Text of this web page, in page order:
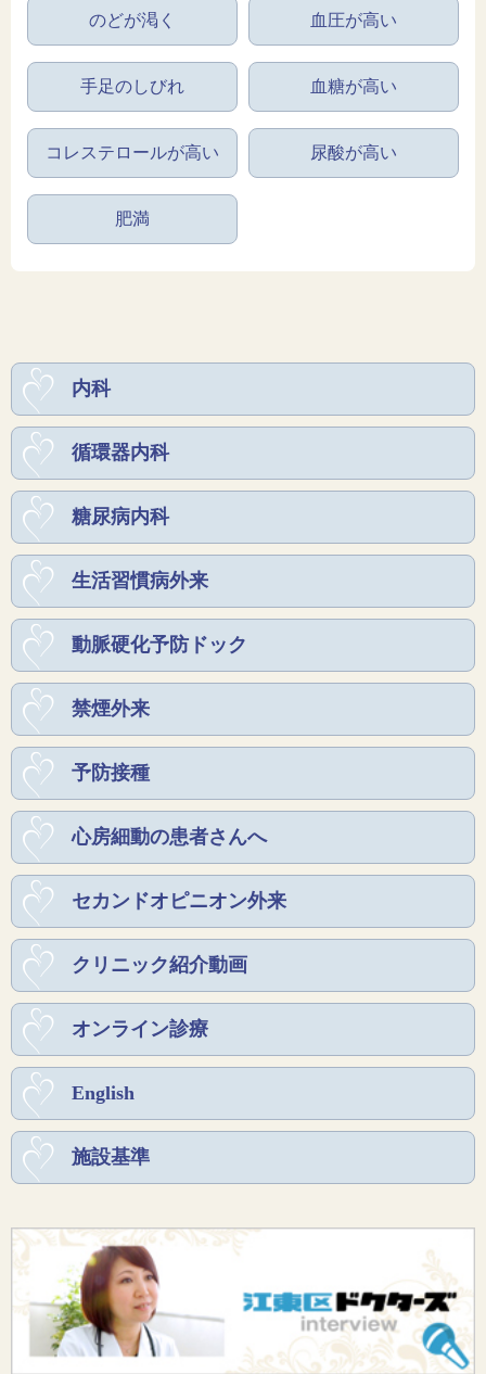
のどが渇く 血圧が高い
手足のしびれ 血糖が高い
コレステロールが高い 尿酸が高い
肥満
内科
循環器内科
糖尿病内科
生活習慣病外来
動脈硬化予防ドック
禁煙外来
予防接種
心房細動の患者さんへ
セカンドオピニオン外来
クリニック紹介動画
オンライン診療
English
施設基準